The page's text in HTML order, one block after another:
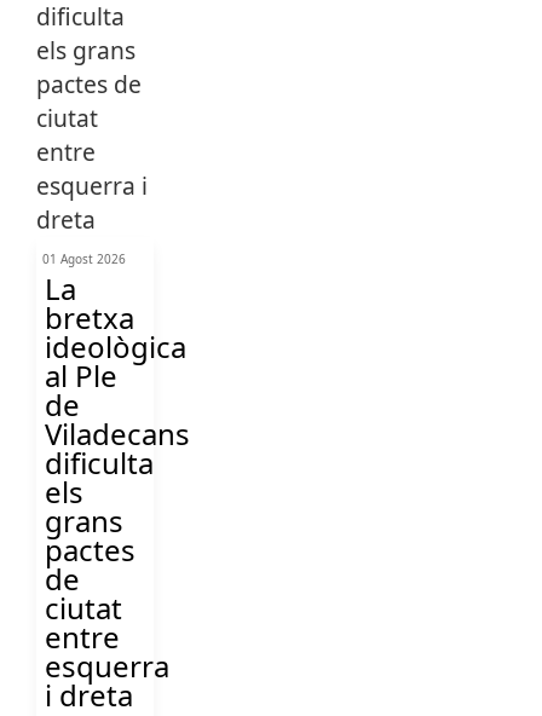
01 Agost 2026
La
bretxa
ideològica
al Ple
de
Viladecans
dificulta
els
grans
pactes
de
ciutat
entre
esquerra
i dreta